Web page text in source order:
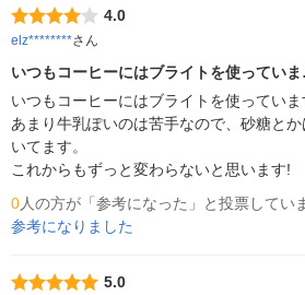
4.0
elz********さん
いつもコーヒーにはブライトを使ってい
いつもコーヒーにはブライトを使っていま
あまり牛乳ぽいのは苦手なので、砂糖と
いてます。
これからもずっと変わらないと思います!
0人の方が「参考になった」と投票してい
参考になりました
5.0